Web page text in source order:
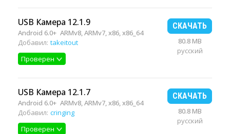
USB Камера 12.1.9
Android 6.0+ ARMv8, ARMv7, x86, x86_64
Добавил: takeitout
Проверен
СКАЧАТЬ
80.8 MB
русский
USB Камера 12.1.7
Android 6.0+ ARMv8, ARMv7, x86, x86_64
Добавил: cringing
Проверен
СКАЧАТЬ
80.8 MB
русский